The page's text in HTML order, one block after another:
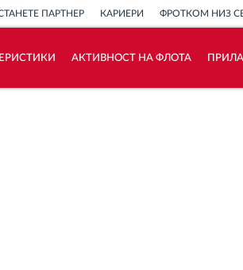
ПАРТНЕР КАРИЕРИ ФРОТКОМ НИЗ
АКТИВНОСТ НА ФЛОТА